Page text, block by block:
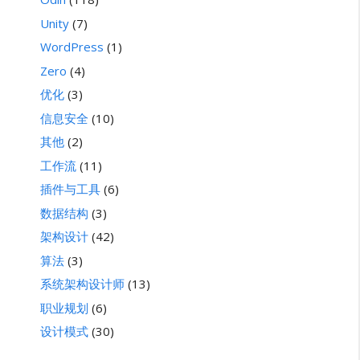
Unity (7)
WordPress (1)
Zero (4)
优化 (3)
信息安全 (10)
其他 (2)
工作流 (11)
插件与工具 (6)
数据结构 (3)
架构设计 (42)
算法 (3)
系统架构设计师 (13)
职业规划 (6)
设计模式 (30)